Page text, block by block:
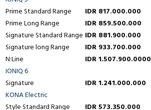
Prime Standard Range
IDR 817.000.000
Prime Long Range
IDR 859.500.000
Signature Standard Range IDR 881.900.000
Signature long Range
IDR 933.700.000
N·Line
IDR 1.507.900.0000
IONIQ 6
Signature
IDR 1.241.000.000
KONA Electric
Style Standard Range
IDR 573.350.000